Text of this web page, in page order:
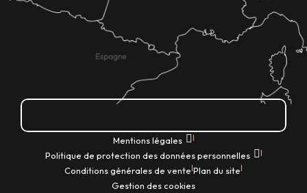
Mentions légales |
Politique de protection des données personnelles |
Conditions générales de vente|Plan du site|
Gestion des cookies